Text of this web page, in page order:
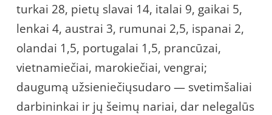
turkai 28, pietų slavai 14, italai 9, gaikai 5,
lenkai 4, austrai 3, rumunai 2,5, ispanai 2,
olandai 1,5, portugalai 1,5, prancūzai,
vietnamiečiai, marokiečiai, vengrai;
daugumą užsieniečiųsudaro — svetimšaliai
darbininkai ir jų šeimų nariai, dar nelegalūs